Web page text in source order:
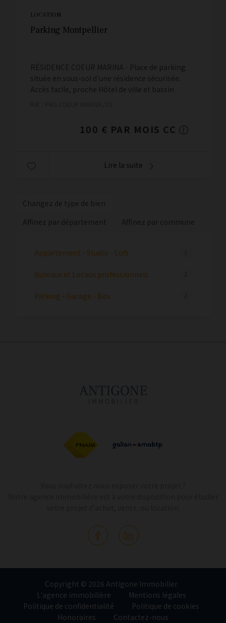
LOCATION
Parking Montpellier
RÉSIDENCE COEUR MARINA - Place de parking
située en sous-sol d'une résidence sécurisée.
Accès facile, proche Hôtel de ville et bassin
100 € PAR MOIS CC
Lire la suite
Changez de type de bien
Affinez par département
Affinez par commune
Appartement - Studio - Loft
Bureaux et Locaux professionnels
Parking - Garage - Box
Copyright © 2026 Antigone Immobilier
L'agence immobilière
Mentions légales
Politique de confidentialité
Politique de cookies
Honoraires
Contactez-nous